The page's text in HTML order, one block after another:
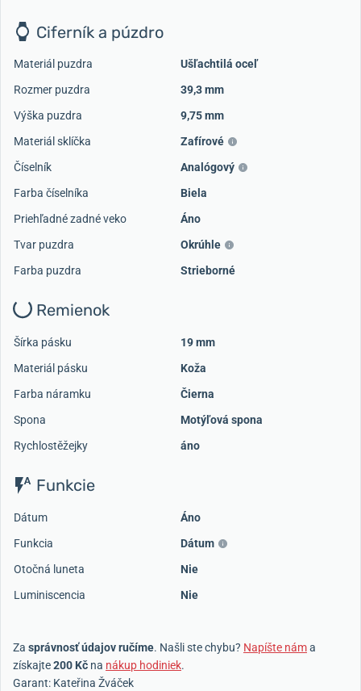
Ciferník a púzdro
Materiál puzdra
Ušľachtilá oceľ
Rozmer puzdra
39,3 mm
Výška puzdra
9,75 mm
Materiál sklíčka
Zafírové
Číselník
Analógový
Farba číselníka
Biela
Priehľadné zadné veko
Áno
Tvar puzdra
Okrúhle
Farba puzdra
Strieborné
Remienok
Šírka pásku
19 mm
Materiál pásku
Koža
Farba náramku
Čierna
Spona
Motýľová spona
Rychlostěžejky
áno
Funkcie
Dátum
Áno
Funkcia
Dátum
Otočná luneta
Nie
Luminiscencia
Nie
Za správnosť údajov ručíme. Našli ste chybu? Napíšte náma
získajte200 Kč na nákup hodiniek.
Garant: Kateřina Žváček